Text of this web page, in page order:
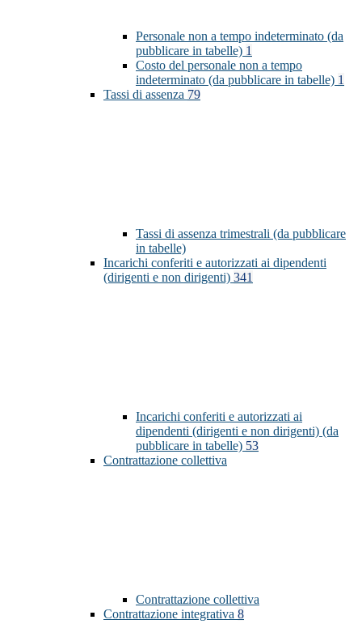
Personale non a tempo indeterminato (da
pubblicare in tabelle) 1
Costo del personale non a tempo
indeterminato (da pubblicare in tabelle) 1
Tassi di assenza 79
Tassi di assenza trimestrali (da pubblicare
in tabelle)
Incarichi conferiti e autorizzati ai dipendenti
(dirigenti e non dirigenti) 341
Incarichi conferiti e autorizzati ai
dipendenti (dirigenti e non dirigenti) (da
pubblicare in tabelle) 53
Contrattazione collettiva
Contrattazione collettiva
Contrattazione integrativa 8